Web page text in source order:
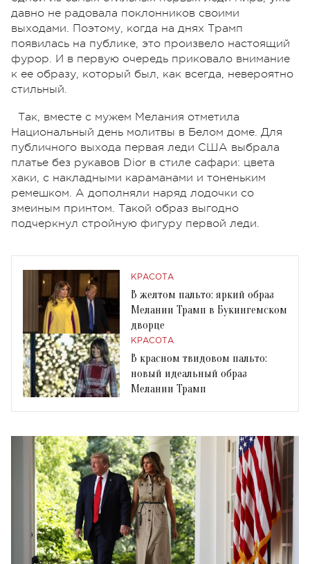
давно не радовала поклонников своими
выходами. Поэтому, когда на днях Трамп
появилась на публике, это произвело настоящий
фурор. И в первую очередь приковало внимание
к ее образу, который был, как всегда, невероятно
стильный.
Так, вместе с мужем Мелания отметила
Национальный день молитвы в Белом доме. Для
публичного выхода первая леди США выбрала
платье без рукавов Dior в стиле сафари: цвета
хаки, с накладными караманами и тоненьким
ремешком. А дополняли наряд лодочки со
змеиным принтом. Такой образ выгодно
подчеркнул стройную фигуру первой леди.
КРАСОТА
В желтом пальто: яркий образ
Мелании Трамп в Букингемском
дворце
КРАСОТА
В красном твидовом пальто:
новый идеальный образ
Мелании Трамп